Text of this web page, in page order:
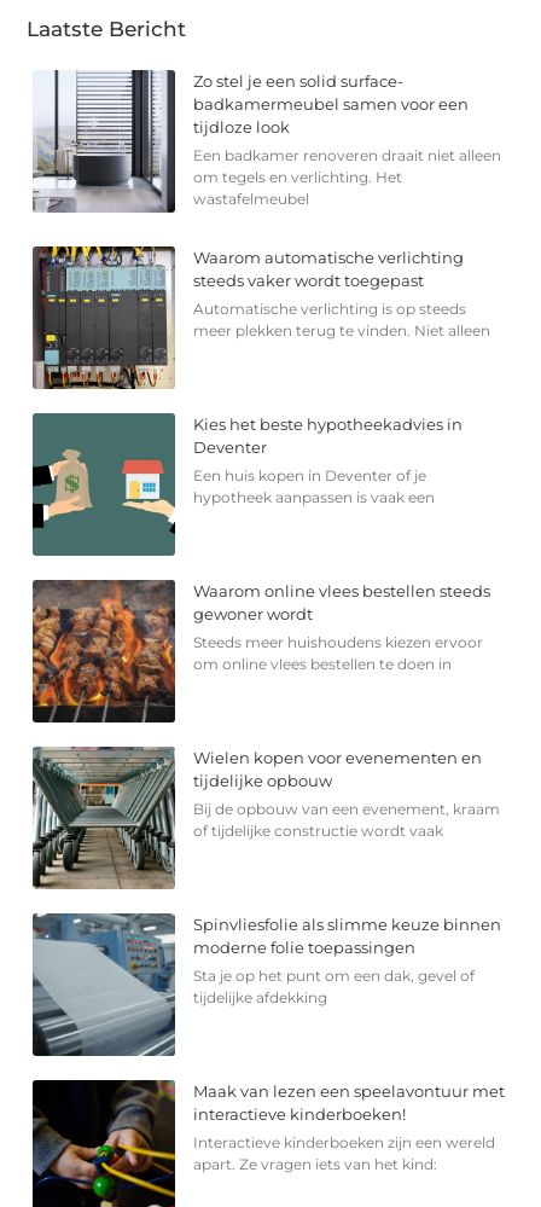
Laatste Bericht
Zo stel je een solid surface-
badkamermeubel samen voor een
tijdloze look
Een badkamer renoveren draait niet alleen
om tegels en verlichting. Het
wastafelmeubel
Waarom automatische verlichting
steeds vaker wordt toegepast
Automatische verlichting is op steeds
meer plekken terug te vinden. Niet alleen
Kies het beste hypotheekadvies in
Deventer
Een huis kopen in Deventer of je
hypotheek aanpassen is vaak een
Waarom online vlees bestellen steeds
gewoner wordt
Steeds meer huishoudens kiezen ervoor
om online vlees bestellen te doen in
Wielen kopen voor evenementen en
tijdelijke opbouw
Bij de opbouw van een evenement, kraam
of tijdelijke constructie wordt vaak
Spinvliesfolie als slimme keuze binnen
moderne folie toepassingen
Sta je op het punt om een dak, gevel of
tijdelijke afdekking
Maak van lezen een speelavontuur met
interactieve kinderboeken!
Interactieve kinderboeken zijn een wereld
apart. Ze vragen iets van het kind: